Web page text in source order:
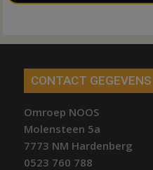
CONTACT GEGEVENS
Omroep NOOS
Molensteen 5a
7773 NM Hardenberg
0523 760 788